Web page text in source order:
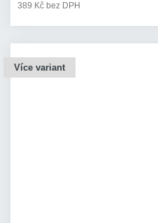
389 Kč bez DPH
Více variant